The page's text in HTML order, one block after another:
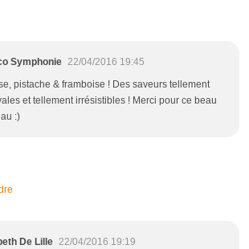
Symphonie 22/04/2016 19:45
pistache & framboise ! Des saveurs tellement
et tellement irrésistibles ! Merci pour ce beau
:)
De Lille 22/04/2016 19:19